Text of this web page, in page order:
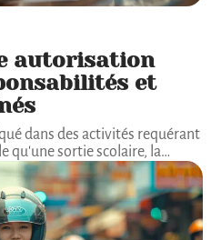
autorisation
et
dans des activités requérant
qu'une sortie scolaire, la…